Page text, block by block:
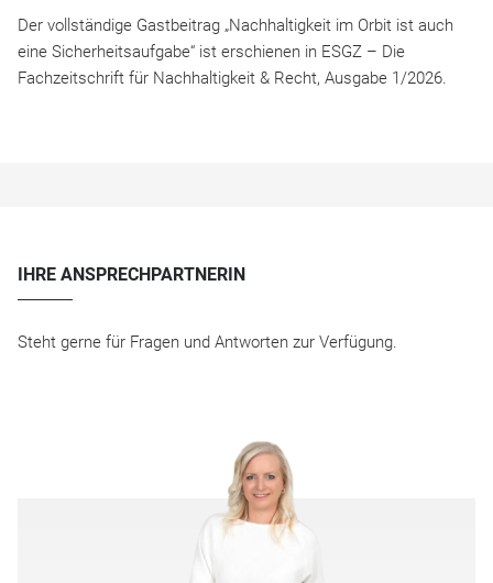
Der vollständige Gastbeitrag „Nachhaltigkeit im Orbit ist auch
eine Sicherheitsaufgabe“ ist erschienen in ESGZ – Die
Fachzeitschrift für Nachhaltigkeit & Recht, Ausgabe 1/2026.
IHRE ANSPRECHPARTNERIN
Steht gerne für Fragen und Antworten zur Verfügung.